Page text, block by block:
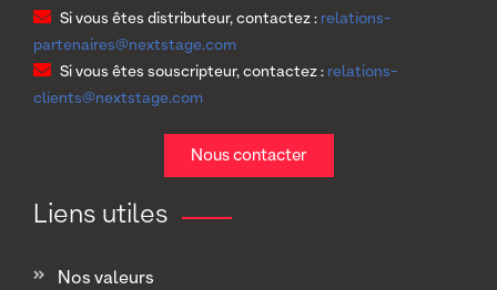
Si vous êtes distributeur, contactez : relations-
partenaires@nextstage.com
Si vous êtes souscripteur, contactez : relations-
clients@nextstage.com
Nous contacter
Liens utiles
Nos valeurs